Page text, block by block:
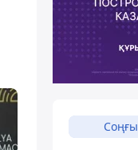
Соңғы